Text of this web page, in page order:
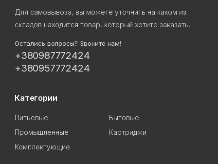
Для самовывоза, вы можете уточнить на каком из
складов находится товар, который хотите заказать.
Остались вопросы? Звоните нам!
+380987772424
+380957772424
Категории
Питьевые
Бытовые
Промышленные
Картриджи
Комплектующие